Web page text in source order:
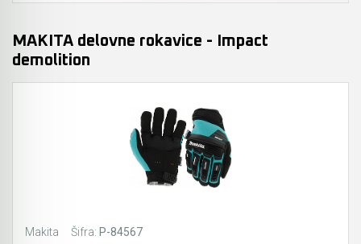
MAKITA delovne rokavice - Impact
demolition
Makita Šifra: P-84567